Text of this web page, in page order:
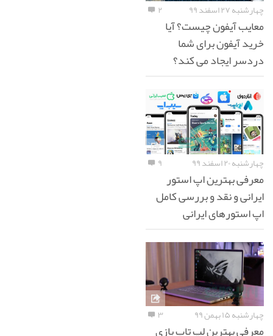
چهارشنبه ۲۷ اسفند ۹۹ ۲
معایب آیفون چیست؟ آیا
خرید آیفون برای شما
دردسر ایجاد می کند؟
چهارشنبه ۲۰ اسفند ۹۹ ۹
معرفی بهترین اپ استور
ایرانی و نقد و بررسی کامل
اپ استورهای ایرانی
چهارشنبه ۱۵ بهمن ۹۹ ۳
معرفی بهترین لپ تاپ بازی